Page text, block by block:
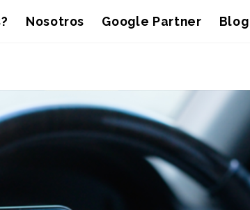
Nosotros Google Partner Blog